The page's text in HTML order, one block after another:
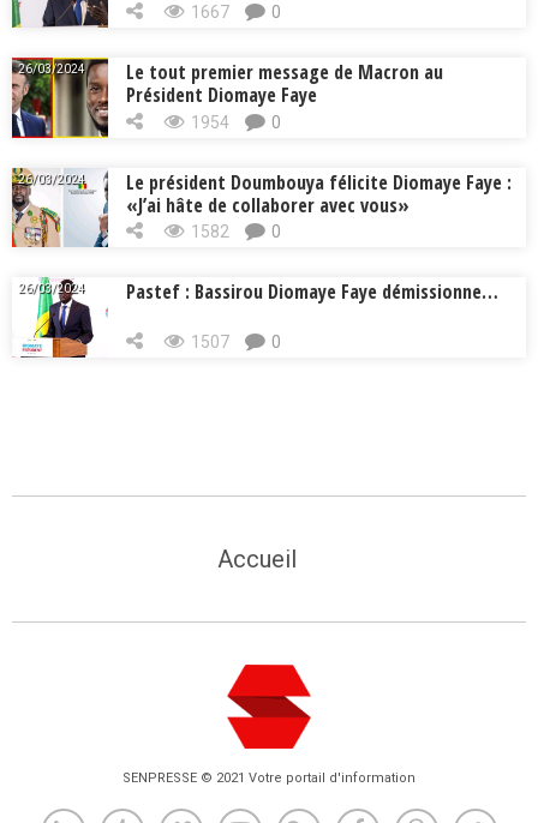
1667 0
26/03/2024
Le tout premier message de Macron au
Président Diomaye Faye
1954 0
26/03/2024
Le président Doumbouya félicite Diomaye Faye :
«J’ai hâte de collaborer avec vous»
1582 0
26/03/2024 Pastef : Bassirou Diomaye Faye démissionne…
1507 0
Accueil
SENPRESSE © 2021 Votre portail d'information